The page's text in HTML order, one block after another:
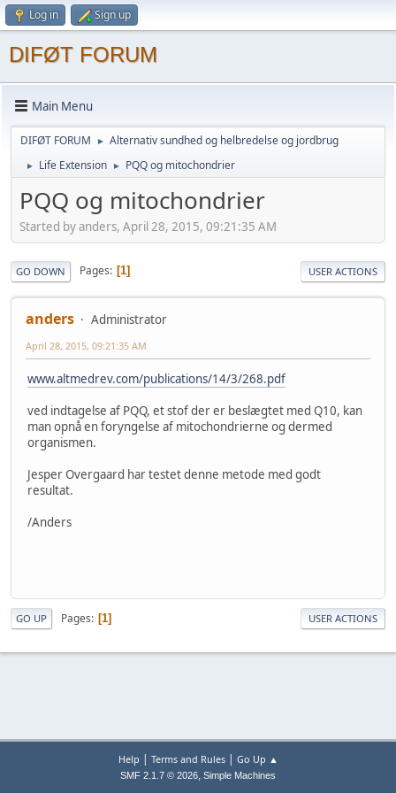
Log in Sign up
DIFØT FORUM
Main Menu
DIFØT FORUM ► Alternativ sundhed og helbredelse og jordbrug
► Life Extension ► PQQ og mitochondrier
PQQ og mitochondrier
Started by anders, April 28, 2015, 09:21:35 AM
GO DOWN Pages 1 USER ACTIONS
anders Administrator
April 28, 2015, 09:21:35 AM
www.altmedrev.com/publications/14/3/268.pdf
ved indtagelse af PQQ, et stof der er beslægtet med Q10, kan
man opnå en foryngelse af mitochondrierne og dermed
organismen.
Jesper Overgaard har testet denne metode med godt
resultat.
/Anders
GO UP Pages 1 USER ACTIONS
Help | Terms and Rules| Go Up ▲
SMF 2.1.7 © 2026, Simple Machines